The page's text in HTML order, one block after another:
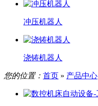
冲压机器人
浇铸机器人
您的位置： 首页 » 产品中心